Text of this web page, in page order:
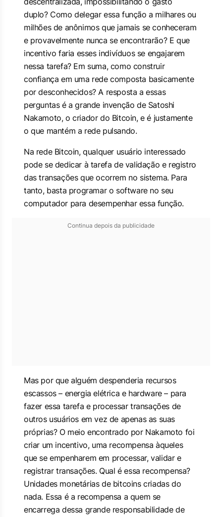
duplo? Como delegar essa função a milhares ou
milhões de anônimos que jamais se conheceram
e provavelmente nunca se encontrarão? E que
incentivo faria esses indivíduos se engajarem
nessa tarefa? Em suma, como construir
confiança em uma rede composta basicamente
por desconhecidos? A resposta a essas
perguntas é a grande invenção de Satoshi
Nakamoto, o criador do Bitcoin, e é justamente
o que mantém a rede pulsando.
Na rede Bitcoin, qualquer usuário interessado
pode se dedicar à tarefa de validação e registro
das transações que ocorrem no sistema. Para
tanto, basta programar o software no seu
computador para desempenhar essa função.
Continua depois da publicidade
Mas por que alguém despenderia recursos
escassos – energia elétrica e hardware – para
fazer essa tarefa e processar transações de
outros usuários em vez de apenas as suas
próprias? O meio encontrado por Nakamoto foi
criar um incentivo, uma recompensa àqueles
que se empenharem em processar, validar e
registrar transações. Qual é essa recompensa?
Unidades monetárias de bitcoins criadas do
nada. Essa é a recompensa a quem se
encarrega dessa grande responsabilidade de